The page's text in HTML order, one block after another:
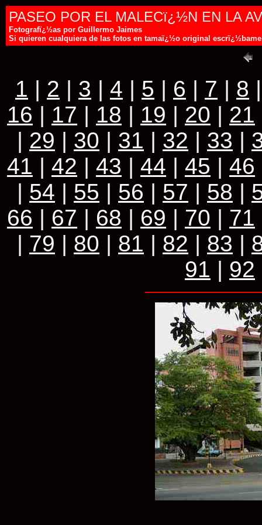
PASEO POR EL MALECï¿½N EN LA
Fotografï¿½as por Guillermo Jaimes
Si quieren cualquiera de las fotos en tamaï¿½o original
1 | 2 | 3 | 4 | 5 | 6 | 7 | 8
16 | 17 | 18 | 19 | 20 | 21
| 29 | 30 | 31 | 32 | 33 |
41 | 42 | 43 | 44 | 45 | 46
| 54 | 55 | 56 | 57 | 58 |
66 | 67 | 68 | 69 | 70 | 71
| 79 | 80 | 81 | 82 | 83 |
91 | 92